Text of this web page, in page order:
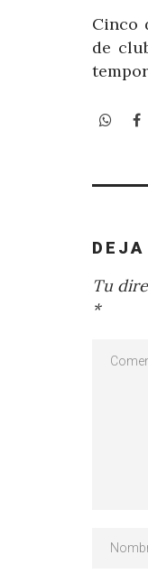
Cinco
de
DEJA
Tu
*